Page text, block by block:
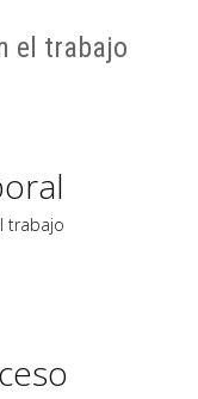
el trabajo
trabajo